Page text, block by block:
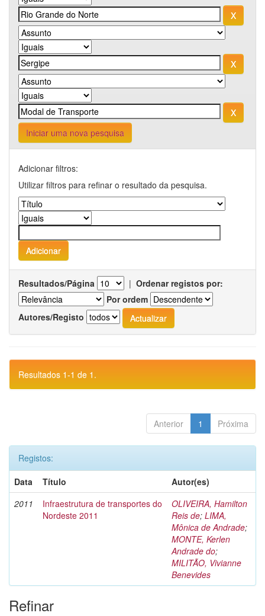
Iniciar uma nova pesquisa
Adicionar filtros:
Utilizar filtros para refinar o resultado da pesquisa.
Resultados/Página | Ordenar registos por:
Por ordem
Autores/Registo
Resultados 1-1 de 1.
Anterior 1 Próxima
Registos:
Data
Título
Autor(es)
2011
Infraestrutura de transportes do
Nordeste 2011
OLIVEIRA, Hamilton
Reis de; LIMA,
Mônica de Andrade;
MONTE, Kerlen
Andrade do;
MILITÃO, Vivianne
Benevides
Refinar